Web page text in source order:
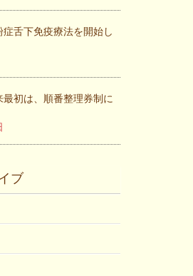
舌下免疫療法を開始し
初は、順番整理券制に
ブ